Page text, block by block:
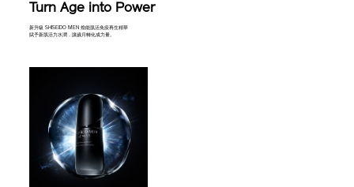
Turn Age into Power
新升級 SHISEIDO MEN 煥能肌活免疫再生精華
賦予新肌活力水潤，讓歲月轉化成力量。